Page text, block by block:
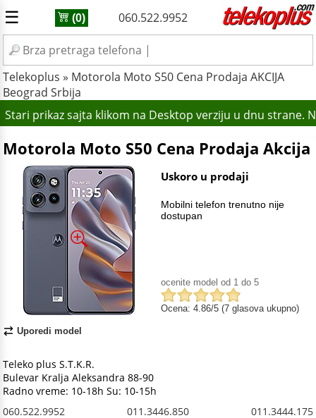
☰ (0) 060.522.9952
Telekoplus » Motorola Moto S50 Cena Prodaja AKCIJA
Beograd Srbija
prikaz sajta klikom na Desktop verziju u dnu strane.
Motorola Moto S50 Cena Prodaja Akcija
Uporedi model
Uskoro u prodaji
Mobilni telefon trenutno nije
dostupan
ocenite model od 1 do 5
Ocena: 4.86/5 (7 glasova ukupno)
Teleko plus S.T.K.R.
Bulevar Kralja Aleksandra 88-90
Radno vreme: 10-18h Su: 10-15h
060.522.9952
011.3446.850 011.3444.175